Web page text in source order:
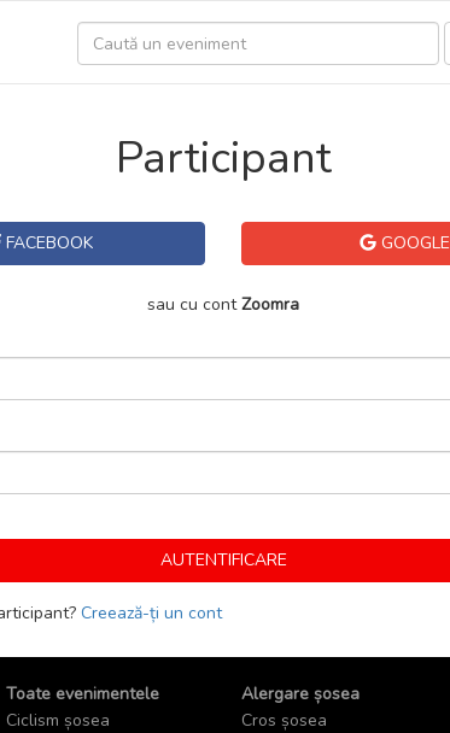
Participant
FACEBOOK GOOGLE
sau cu contZoomra
Creează-ți un cont
Toate evenimentele
Ciclism șosea
Alergare șosea
Cros șosea